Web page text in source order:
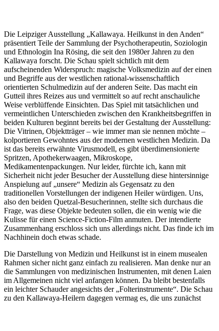
Die Leipziger Ausstellung „Kallawaya. Heilkunst in den Anden“
präsentiert Teile der Sammlung der Psychotherapeutin, Soziologin
und Ethnologin Ina Rösing, die seit den 1980er Jahren zu den
Kallawaya forscht. Die Schau spielt sichtlich mit dem
aufscheinenden Widerspruch: magische Volksmedizin auf der einen
und Begriffe aus der westlichen rational-wissenschaftlich
orientierten Schulmedizin auf der anderen Seite. Das macht ein
Gutteil ihres Reizes aus und vermittelt so auf recht anschauliche
Weise verblüffende Einsichten. Das Spiel mit tatsächlichen und
vermeintlichen Unterschieden zwischen den Krankheitsbegriffen in
beiden Kulturen beginnt bereits bei der Gestaltung der Ausstellung:
Die Vitrinen, Objektträger – wie immer man sie nennen möchte –
kolportieren Gewohntes aus der modernen westlichen Medizin. Da
ist das bereits erwähnte Virusmodell, es gibt überdimensionierte
Spritzen, Apothekerwaagen, Mikroskope,
Medikamentenpackungen. Nur leider, fürchte ich, kann mit
Sicherheit nicht jeder Besucher der Ausstellung diese hintersinnige
Anspielung auf „unsere“ Medizin als Gegensatz zu den
traditionellen Vorstellungen der indigenen Heiler würdigen. Uns,
also den beiden Quetzal-Besucherinnen, stellte sich durchaus die
Frage, was diese Objekte bedeuten sollen, die ein wenig wie die
Kulisse für einen Science-Fiction-Film anmuten. Der intendierte
Zusammenhang erschloss sich uns allerdings nicht. Das finde ich im
Nachhinein doch etwas schade.
Die Darstellung von Medizin und Heilkunst ist in einem musealen
Rahmen sicher nicht ganz einfach zu realisieren. Man denke nur an
die Sammlungen von medizinischen Instrumenten, mit denen Laien
im Allgemeinen nicht viel anfangen können. Da bleibt bestenfalls
ein leichter Schauder angesichts der „Folterinstrumente“. Die Schau
zu den Kallawaya-Heilern dagegen vermag es, die uns zunächst